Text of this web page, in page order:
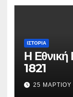
ΙΣΤΟΡΊΑ
Η Εθνική
1821
25 ΜΑΡΤΊΟΥ